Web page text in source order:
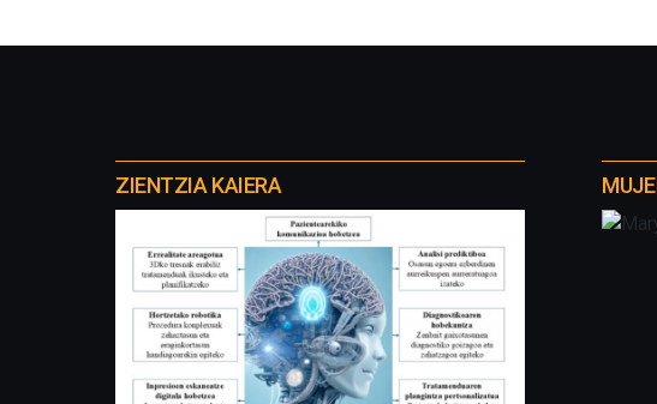
proyectos
ZIENTZIA KAIERA